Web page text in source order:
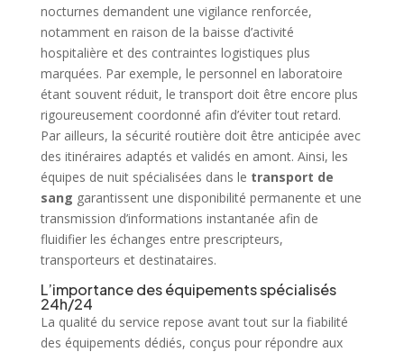
nocturnes demandent une vigilance renforcée,
notamment en raison de la baisse d’activité
hospitalière et des contraintes logistiques plus
marquées. Par exemple, le personnel en laboratoire
étant souvent réduit, le transport doit être encore plus
rigoureusement coordonné afin d’éviter tout retard.
Par ailleurs, la sécurité routière doit être anticipée avec
des itinéraires adaptés et validés en amont. Ainsi, les
équipes de nuit spécialisées dans le transport de
sang garantissent une disponibilité permanente et une
transmission d’informations instantanée afin de
fluidifier les échanges entre prescripteurs,
transporteurs et destinataires.
L’importance des équipements spécialisés
24h/24
La qualité du service repose avant tout sur la fiabilité
des équipements dédiés, conçus pour répondre aux